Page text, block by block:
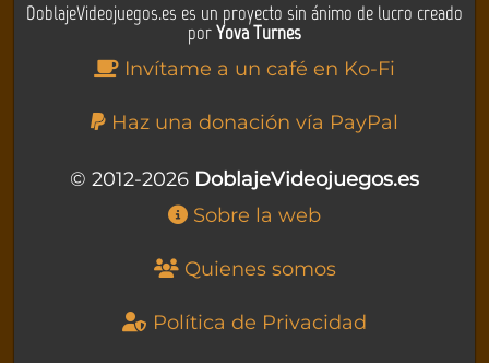
DoblajeVideojuegos.es es un proyecto sin ánimo de lucro creado
porYova Turnes
Invítame a un café en Ko-Fi
Haz una donación vía PayPal
© 2012-2026 DoblajeVideojuegos.es
Sobre la web
Quienes somos
Política de Privacidad